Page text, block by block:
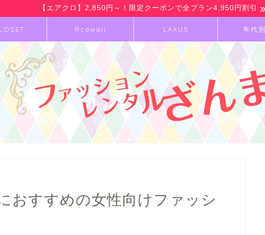
【エアクロ】2,850円～！限定クーポンで全プラン4,950円割引
Rcawaii LAXUS 年代別
おすすめの女性向けファッシ